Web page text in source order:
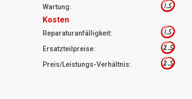
Wartung: 1.5
Kosten
Reparaturanfälligkeit: 1.5
Ersatzteilpreise: 2.5
Preis/Leistungs-Verhältnis: 2.5